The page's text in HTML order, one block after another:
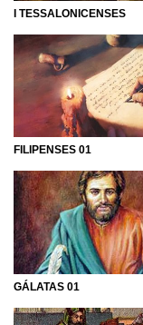
I TESSALONICENSES
FILIPENSES 01
GÁLATAS 01